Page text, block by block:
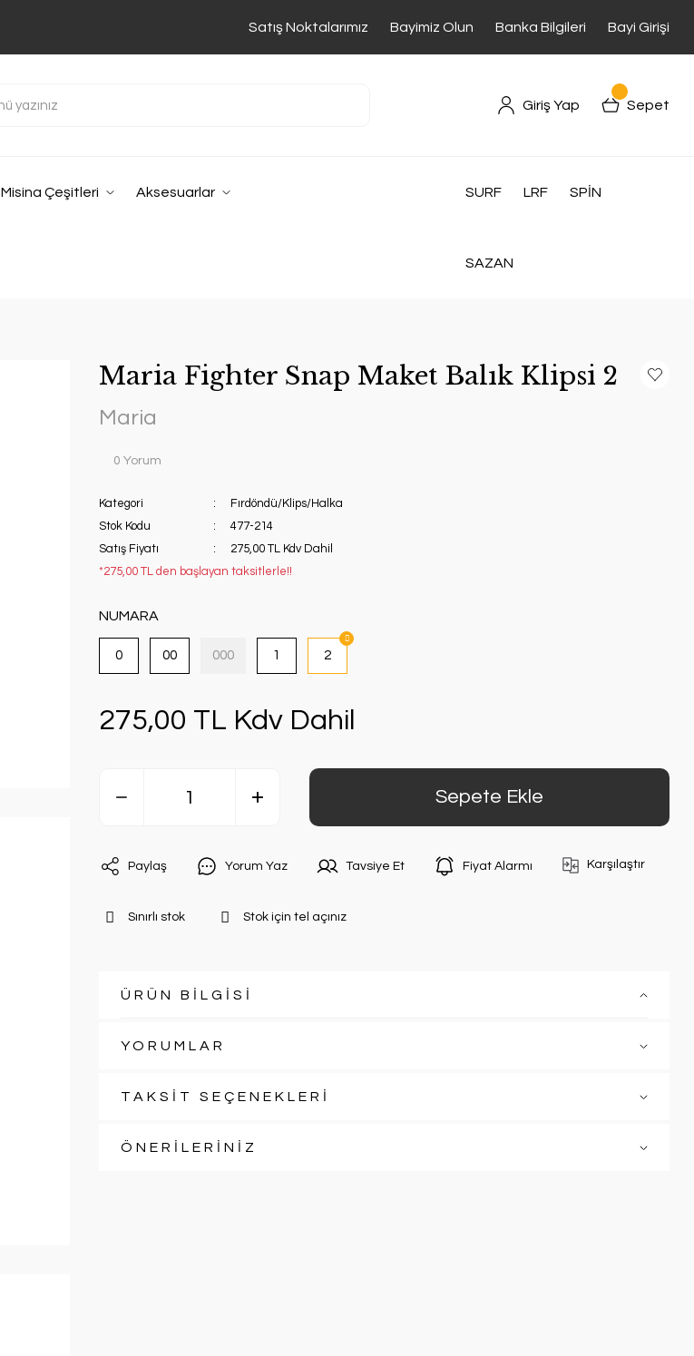
Satış Noktalarımız Bayimiz Olun Banka Bilgileri Bayi Girişi
Giriş Yap Sepet
Misina Çeşitleri Aksesuarlar SURF LRF SPİN
SAZAN
Maria Fighter Snap Maket Balık Klipsi 2
Maria
0 Yorum
Kategori
Fırdöndü/Klips/Halka
Stok Kodu
477-214
Satış Fiyatı
275,00 TL Kdv Dahil
*275,00 TL den başlayan taksitlerle!!
NUMARA
0 00 000 1 2
275,00 TL Kdv Dahil
Sepete Ekle
Paylaş Yorum Yaz Tavsiye Et Fiyat Alarmı Karşılaştır
Sınırlı stok Stok için tel açınız
ÜRÜN BİLGİSİ
YORUMLAR
TAKSİT SEÇENEKLERİ
ÖNERİLERİNİZ